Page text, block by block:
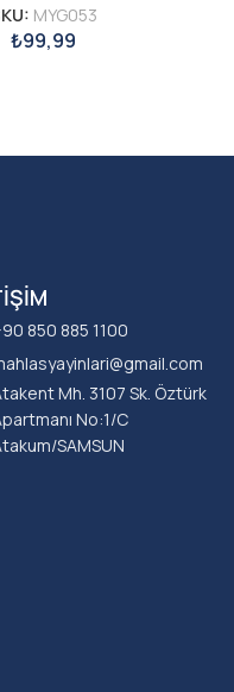
MYG053
₺99,99
850 885 1100
Mh. 3107 Sk. Öztürk
No:1/C
SAMSUN